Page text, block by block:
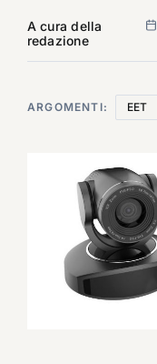
A cura della
redazione
ARGOMENTI: EET